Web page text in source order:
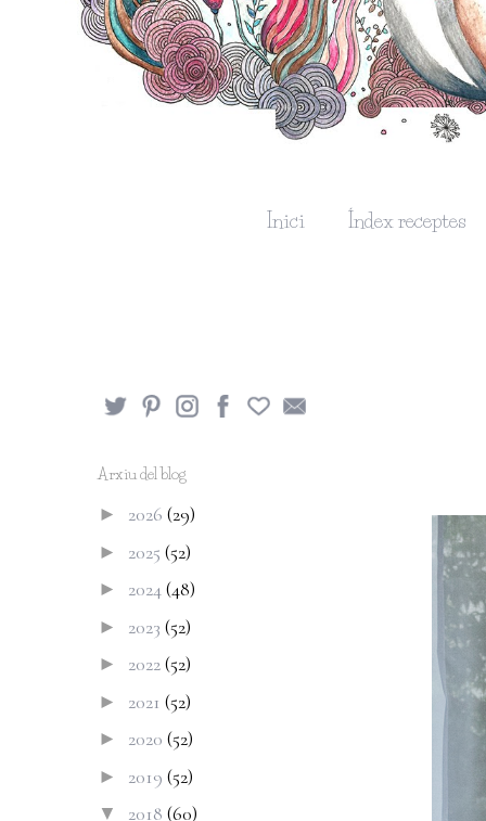
Inici Índex receptes
Arxiu del blog
► 2026 (29)
► 2025 (52)
► 2024(48)
► 2023 (52)
► 2022(52)
► 2021 (52)
► 2020 (52)
► 2019 (52)
▼ 2018 (60)